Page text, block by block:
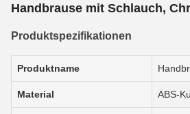
Handbrause mit Schlauch,
Produktspezifikationen
Produktname
Material ABS-